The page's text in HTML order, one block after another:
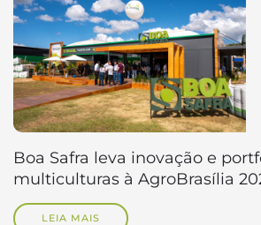
Boa Safra leva inovação e
multiculturas à AgroBrasília
LEIA MAIS